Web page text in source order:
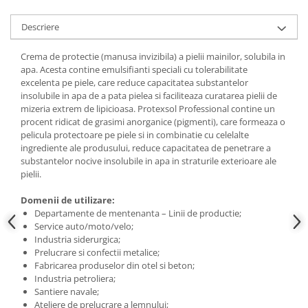
Slefuitoare electrice
Scule fixare distributie
Alfa romeo
Audi
Bmw
Chevrolet
Chrysler
Citroen
Dacia
Fiat
Ford
Jaguar
Jeep
Lancia
Land Rover
Mazda
Mercedes
Descriere
Crema de protectie (manusa invizibila) a pielii mainilor, solubila in
apa. Acesta contine emulsifianti speciali cu tolerabilitate
excelenta pe piele, care reduce capacitatea substantelor
insolubile in apa de a pata pielea si faciliteaza curatarea pielii de
mizeria extrem de lipicioasa. Protexsol Professional contine un
procent ridicat de grasimi anorganice (pigmenti), care formeaza o
pelicula protectoare pe piele si in combinatie cu celelalte
ingrediente ale produsului, reduce capacitatea de penetrare a
substantelor nocive insolubile in apa in straturile exterioare ale
pielii.
Domenii de utilizare:
Departamente de mentenanta – Linii de productie;
Service auto/moto/velo;
Industria siderurgica;
Prelucrare si confectii metalice;
Fabricarea produselor din otel si beton;
Industria petroliera;
Santiere navale;
Ateliere de prelucrare a lemnului;